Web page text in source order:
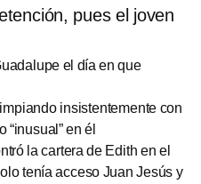
pues el joven
el día en que
insistentemente con
en él
la cartera de Edith en el
tenía acceso Juan Jesús y